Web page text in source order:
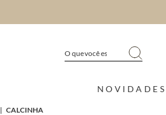
NOVIDADES
| CALCINHA